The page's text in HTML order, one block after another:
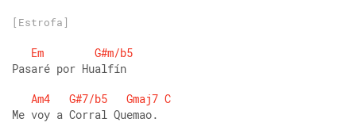
[Estrofa]
Em
G#m/b5
Pasaré por Hualfín
Am4
G#7/b5 Gmaj7 C
Me voy a Corral Quemao.